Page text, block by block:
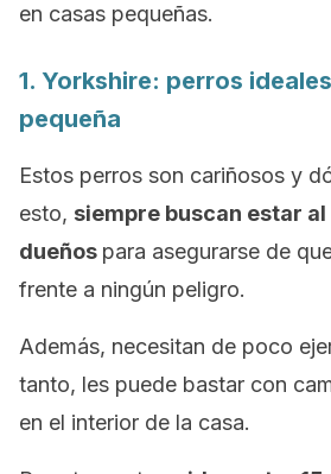
en casas pequeñas.
1. Yorkshire: perros
pequeña
Estos perros son cariñosos y
esto, siempre buscan estar
dueños para asegurarse de
frente a ningún peligro.
Además, necesitan de poco
tanto, les puede bastar con
en el interior de la casa.